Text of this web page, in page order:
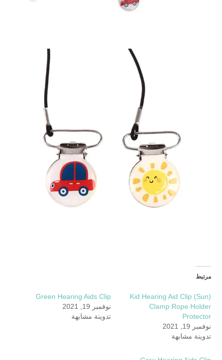
مرتبط
(Sun) Kid Hearing Aid Clip
Clamp Rope Holder
Protector
نوفمبر 19, 2021
تدوينة مشابهة
Green Hearing Aids Clip
نوفمبر 19, 2021
تدوينة مشابهة